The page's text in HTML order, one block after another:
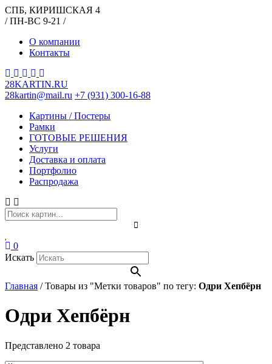
СПБ, КИРИШСКАЯ 4
/ ПН-ВС 9-21 /
О компании
Контакты
28KARTIN.RU
28kartin@mail.ru +7 (931) 300-16-88
Картины / Постеры
Рамки
ГОТОВЫЕ РЕШЕНИЯ
Услуги
Доставка и оплата
Портфолио
Распродажа
0
Искать
Главная /Товары из "Метки товаров" по тегу: Одри Хепбёрн
Одри Хепбёрн
Представлено 2 товара